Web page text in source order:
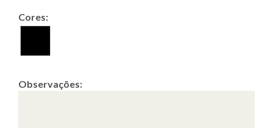
Cores:
Observações: